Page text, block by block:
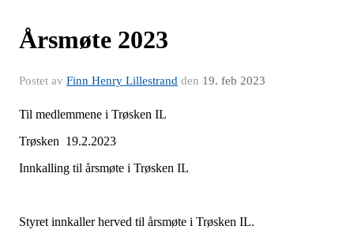
Årsmøte 2023
Postet av Finn Henry Lillestrand den 19. feb 2023
Til medlemmene i Trøsken IL
Trøsken 19.2.2023
Innkalling til årsmøte i Trøsken IL
Styret innkaller herved til årsmøte i Trøsken IL.